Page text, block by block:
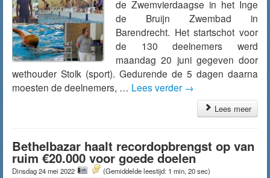
de Zwemvierdaagse in het Inge
de Bruijn Zwembad in
Barendrecht. Het startschot voor
de 130 deelnemers werd
maandag 20 juni gegeven door
wethouder Stolk (sport). Gedurende de 5 dagen daarna
moesten de deelnemers, … Lees verder →
Lees meer
Bethelbazar haalt recordopbrengst op van
ruim €20.000 voor goede doelen
Dinsdag 24 mei 2022 (Gemiddelde leestijd: 1 min, 20 sec)